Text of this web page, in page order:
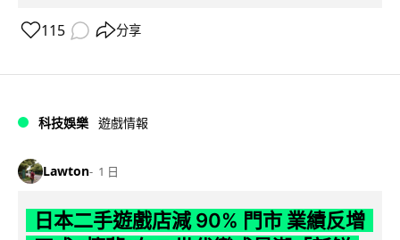
115 分享
科技娛樂 遊戲情報
Lawton 1 日
日本二手遊戲店減 90% 門市 業績反增